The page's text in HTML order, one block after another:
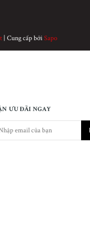
| Cung cấp bởiSapo
ƯU ĐÃI NGAY